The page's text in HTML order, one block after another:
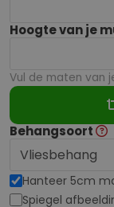
Hoogte van je
Vul de maten van
Behangsoort
Hanteer 5cm
Spiegel